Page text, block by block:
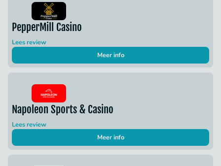
PepperMill Casino
Lees review
Meer info
Napoleon Sports & Casino
Lees review
Meer info